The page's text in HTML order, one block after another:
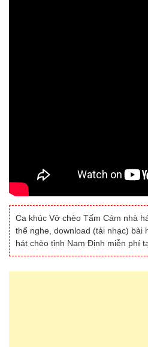
Ca khúc Vở chèo Tấm Cám nhà
thể nghe, download (tải nhạc) bài
hát chèo tỉnh Nam Định miễn phí